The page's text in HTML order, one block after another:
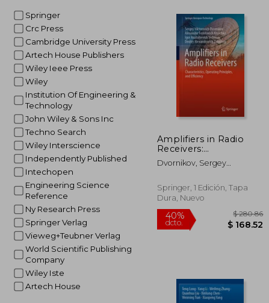
Springer
Crc Press
Cambridge University Press
Artech House Publishers
Wiley Ieee Press
Wiley
Institution Of Engineering &
Technology
John Wiley & Sons Inc
Techno Search
Wiley Interscience
Independently Published
Intechopen
Engineering Science
Reference
Ny Research Press
Springer Verlag
Vieweg+Teubner Verlag
World Scientific Publishing
Company
Wiley Iste
Artech House
40%
dcto.
Amplifiers in Radio
Receivers:
Characteristics,
Operating Principles,
Inglés)
Dvornikov, Sergey
Alexander Fedotovich ;
Velmisov, Igor Anatolyevich
Springer, 1 Edición, Tapa
Dura, Nuevo